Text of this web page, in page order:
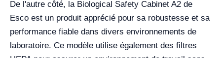
De l'autre côté, la Biological Safety Cabinet A2 de
Esco est un produit apprécié pour sa robustesse et sa
performance fiable dans divers environnements de
laboratoire. Ce modèle utilise également des filtres